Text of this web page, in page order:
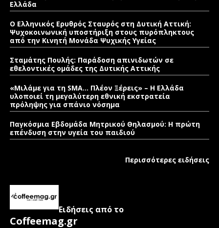
Ελλάδα
Ο Ελληνικός Ερυθρός Σταυρός στη Δυτική Αττική:
Ψυχοκοινωνική υποστήριξη στους πυρόπληκτους
από την Κινητή Μονάδα Ψυχικής Υγείας
Σταμάτης Πουλής: Παράδοση απινιδωτών σε
εθελοντικές ομάδες της Δυτικής Αττικής
«Μιλάμε για τη SMA… Πλέον Ξέρεις» – Η Ελλάδα
υλοποιεί τη μεγαλύτερη εθνική εκστρατεία
πρόληψης για σπάνιο νόσημα
Παγκόσμια Εβδομάδα Μητρικού Θηλασμού: Η πρώτη
επένδυση στην υγεία του παιδιού
Περισσότερες ειδήσεις
Ειδήσεις από το
Coffeemag.gr